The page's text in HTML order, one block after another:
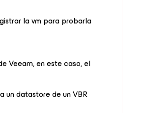
la vm para probarla
Veeam, en este caso, el
un datastore de un VBR